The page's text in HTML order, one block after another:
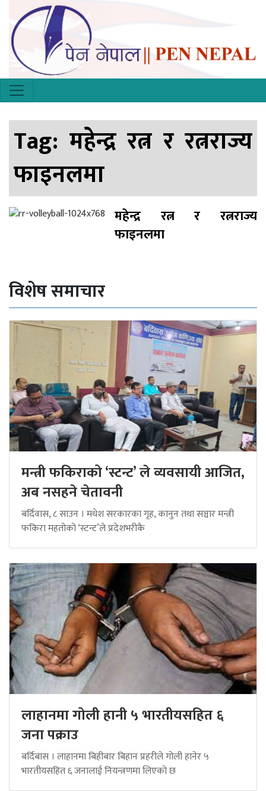
Tag: महेन्द्र रत्न र रत्नराज्य
फाइनलमा
महेन्द्र रत्न र रत्नराज्य
फाइनलमा
विशेष समाचार
मन्त्री फकिराको ‘स्टन्ट’ ले व्यवसायी आजित,
अब नसहने चेतावनी
बर्दिवास, ८ साउन । मधेश सरकारका गृह, कानुन तथा सञ्चार मन्त्री
फकिरा महतोको ‘स्टन्ट’ले प्रदेशभरीकै
लाहानमा गोली हानी ५ भारतीयसहित ६
जना पक्राउ
बर्दिबास । लाहानमा बिहीबार बिहान प्रहरीले गोली हानेर ५
भारतीयसहित ६ जनालाई नियन्त्रणमा लिएको छ